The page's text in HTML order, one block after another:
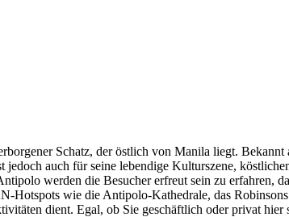
Schatz, der östlich von Manila liegt.
jedoch auch für seine lebendige Kulturszene,
werden die Besucher erfreut sein zu erfahren,
Hotspots wie die Antipolo-Kathedrale, das
dient. Egal, ob Sie geschäftlich oder privat